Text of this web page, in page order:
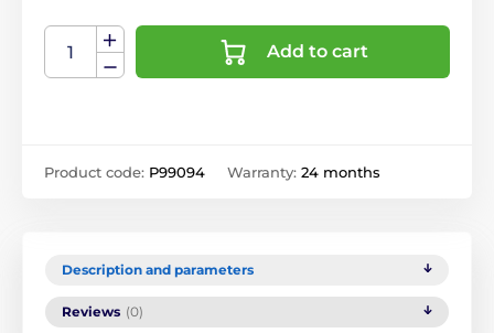
Add to cart
Product code: P99094 Warranty: 24 months
Description and parameters
Reviews (0)